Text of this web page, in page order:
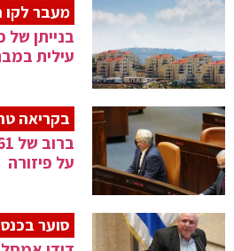
מעבר לקו
עילית
בקריאה
על פיזורה
סוער